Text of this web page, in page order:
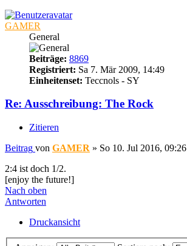
GAMER
General
Beiträge: 8869
Registriert: Sa 7. Mär 2009, 14:49
Einheitenset: Teccnols - SY
Re: Ausschreibung: The Rock
Zitieren
Beitrag von GAMER » So 10. Jul 2016, 09:26
2:4 ist doch 1/2.
[enjoy the future!]
Nach oben
Antworten
Druckansicht